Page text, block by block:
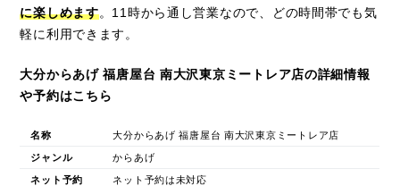
に楽しめます。11時から通し営業なので、どの時間帯でも気
軽に利用できます。
大分からあげ 福唐屋台 南大沢東京ミートレア店の詳細情報
や予約はこちら
名称 大分からあげ 福唐屋台 南大沢東京ミートレア店
ジャンル からあげ
ネット予約 ネット予約は未対応